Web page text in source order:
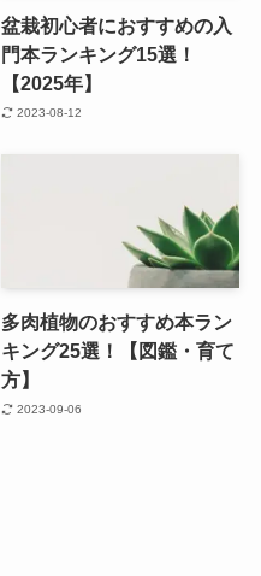
盆栽初心者におすすめの入
門本ランキング15選！
【2025年】
2023-08-12
多肉植物のおすすめ本ラン
キング25選！【図鑑・育て
方】
2023-09-06